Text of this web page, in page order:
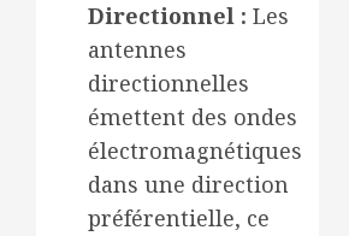
Directionnel : Les
antennes
directionnelles
émettent des ondes
électromagnétiques
dans une direction
préférentielle, ce